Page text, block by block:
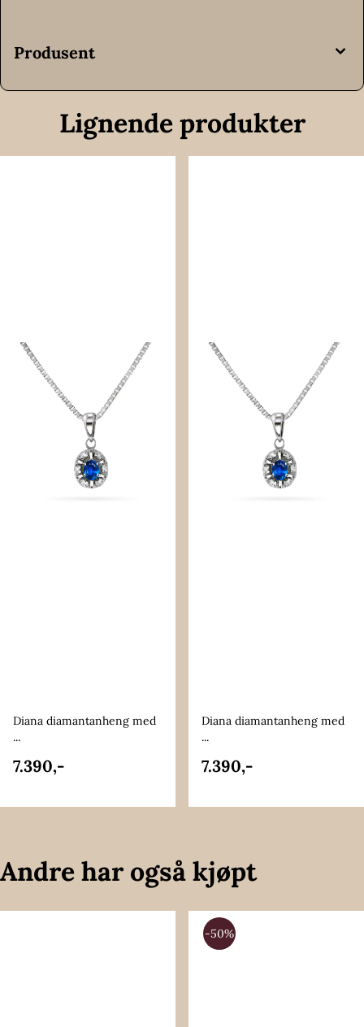
Produsent
Lignende produkter
Diana diamantanheng med
...
7.390,-
Diana diamantanheng med
...
7.390,-
Andre har også kjøpt
-50%